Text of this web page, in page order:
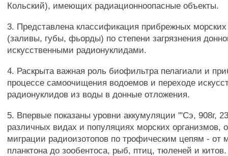
Кольский), имеющих радиационноопасные объекты.
3. Представлена классификация прибрежных морских
(заливы, губы, фьорды) по степени загрязнения
искусственными радионуклидами.
4. Раскрыта важная роль биофильтра пелагиали и
процессе самоочищения водоемов и переходе
радионуклидов из воды в донные отложения.
5. Впервые показаны уровни аккумуляции '"Сэ, 908г,
различных видах и популяциях морских организмов,
миграции радиоизотопов по трофическим цепям - от
планктона до зообентоса, рыб, птиц, тюленей и китов.